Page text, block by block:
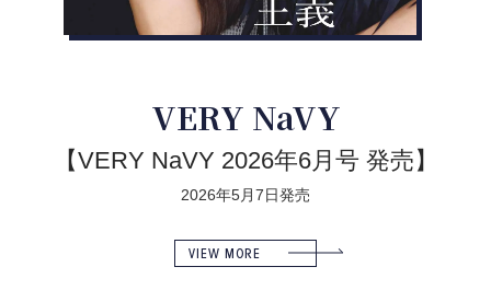
VERY NaVY
【VERY NaVY 2026年6月号 発売】
2026年5月7日発売
VIEW MORE